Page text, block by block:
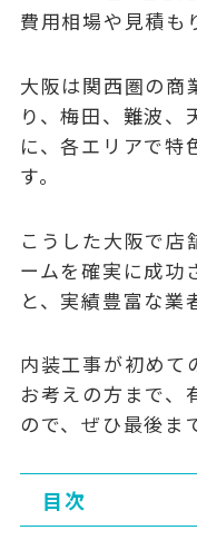
費用相場や見積も
大阪は関西圏の商
り、梅田、難波、
に、各エリアで特
す。
こうした大阪で店
ームを確実に成功
と、実績豊富な業
内装工事が初めて
お考えの方まで、
ので、ぜひ最後ま
目次